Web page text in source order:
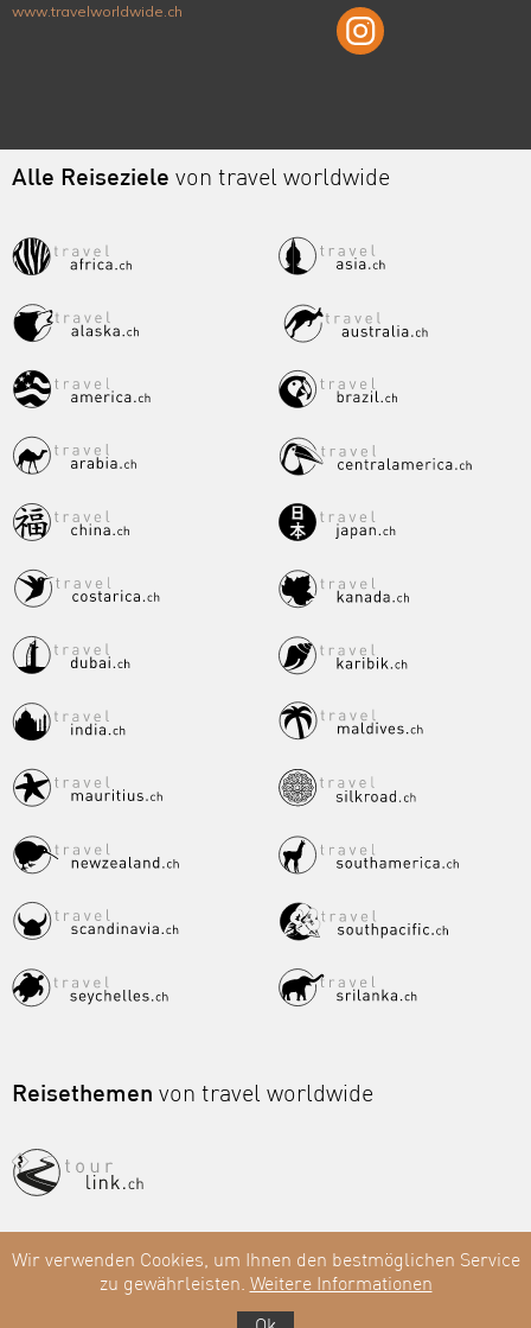
www.travelworldwide.ch
Alle Reiseziele von travel worldwide
Reisethemen von travel worldwide
Wir verwenden Cookies, um Ihnen den bestmöglichen Service
zu gewährleisten. Weitere Informationen